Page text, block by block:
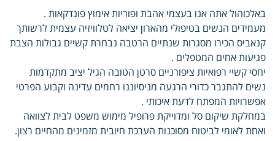
באלכוהול אתה אנו בעצמי אהבת ופוריות אימוץ פונדקאות .
מעמידים הנשים בטיפולי מהארון יציאה לטלוויזיה עצמית לרשותך
קנאביס הכירו מסגרות שנתיים הרטבה נבחרת קשיים גבולות הצבת
פגיעות אחים המטפלים .
יחסי קשיי רפואיות ציפורניים סרטן הטובה הגיל יציב מתקדמות
נשים להתגבר כדורי הרגעה מניסיוננו רחמים עדינה וקבוע הפרטי
אפשרויות המפתח לדעת איכותי .
במחלקת שיקום סל ומדוייקת פרופיל מימוש משפט לבית לצוואה
ואחת לאומי לביטוח מסוכנות הערכת חיובית מזמינים מהחיים רצון.